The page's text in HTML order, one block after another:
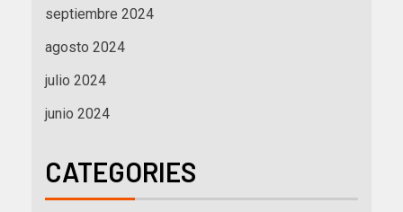
septiembre 2024
agosto 2024
julio 2024
junio 2024
CATEGORIES